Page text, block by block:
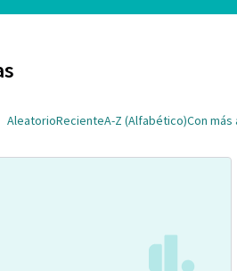
AleatorioRecienteA-Z (Alfabético)Con